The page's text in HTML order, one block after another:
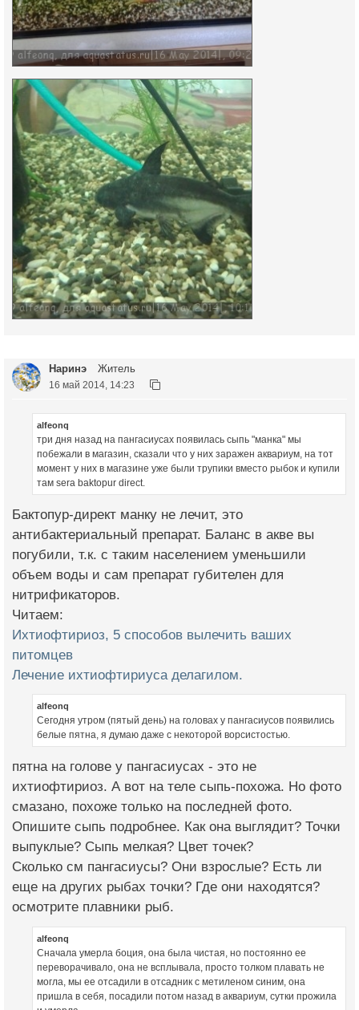
Наринэ Житель
16 май 2014, 14:23
alfeonq
три дня назад на пангасиусах появилась сыпь "манка" мы
побежали в магазин, сказали что у них заражен аквариум, на тот
момент у них в магазине уже были трупики вместо рыбок и купили
там sera baktopur direct.
Бактопур-директ манку не лечит, это
антибактериальный препарат. Баланс в акве вы
погубили, т.к. с таким населением уменьшили
объем воды и сам препарат губителен для
нитрификаторов.
Читаем:
Ихтиофтириоз, 5 способов вылечить ваших
питомцев
Лечение ихтиофтириуса делагилом.
alfeonq
Сегодня утром (пятый день) на головах у пангасиусов появились
белые пятна, я думаю даже с некоторой ворсистостью.
пятна на голове у пангасиусах - это не
ихтиофтириоз. А вот на теле сыпь-похожа. Но фото
смазано, похоже только на последней фото.
Опишите сыпь подробнее. Как она выглядит? Точки
выпуклые? Сыпь мелкая? Цвет точек?
Сколько см пангасиусы? Они взрослые? Есть ли
еще на других рыбах точки? Где они находятся?
осмотрите плавники рыб.
alfeonq
Сначала умерла боция, она была чистая, но постоянно ее
переворачивало, она не всплывала, просто толком плавать не
могла, мы ее отсадили в отсадник с метиленом синим, она
пришла в себя, посадили потом назад в аквариум, сутки прожила